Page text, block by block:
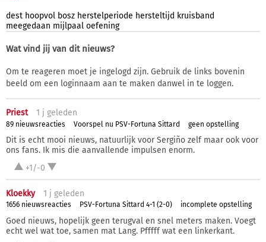
dest hoopvol bosz herstelperiode hersteltijd kruisband
meegedaan mijlpaal oefening
Wat vind jij van dit nieuws?
Om te reageren moet je ingelogd zijn. Gebruik de links bovenin
beeld om een loginnaam aan te maken danwel in te loggen.
Priest 1 j geleden
89 nieuwsreacties Voorspel nu PSV-Fortuna Sittard geen opstelling
Dit is echt mooi nieuws, natuurlijk voor Sergiño zelf maar ook voor
ons fans. Ik mis die aanvallende impulsen enorm.
+1/-0
Kloekky 1 j geleden
1656 nieuwsreacties PSV-Fortuna Sittard 4-1 (2-0) incomplete opstelling
Goed nieuws, hopelijk geen terugval en snel meters maken. Voegt
echt wel wat toe, samen mat Lang. Pfffff wat een linkerkant.